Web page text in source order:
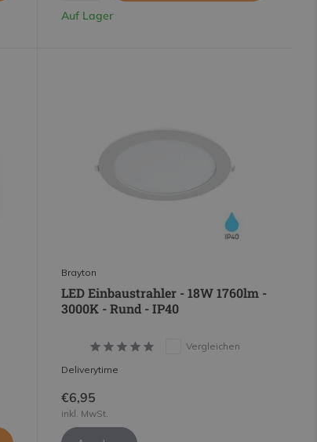
Auf Lager
Brayton
LED Einbaustrahler - 18W 1760lm -
3000K - Rund - IP40
Vergleichen
Deliverytime
€6,95
inkl. MwSt.